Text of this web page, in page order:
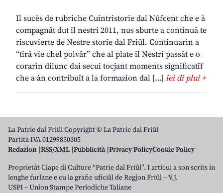
Il sucès de rubriche Cuintristorie dal Nûfcent che e à
compagnât dut il nestri 2011, nus sburte a continuâ te
riscuvierte de Nestre storie dal Friûl. Continuarìn a
“tirâ vie chel polvâr” che al plate il Nestri passât e o
corarìn dilunc dai secui tocjant moments significatîf
che a àn contribuît a la formazion dal […] lei di plui +
La Patrie dal Friûl Copyright © La Patrie dal Friûl
Partita IVA 01299830305
Redazion RSS/XML Pubblicità Privacy PolicyCookie Policy
Proprietât Clape di Culture “Patrie dal Friûl”. I articui a son scrits in
lenghe furlane e cu la grafie uficiâl de Regjon Friûl – V.J.
USPI – Union Stampe Periodiche Taliane